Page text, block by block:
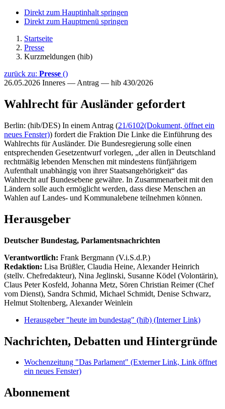
Direkt zum Hauptinhalt springen
Direkt zum Hauptmenü springen
Startseite
Presse
Kurzmeldungen (hib)
zurück zu: Presse ()
26.05.2026 Inneres — Antrag — hib 430/2026
Wahlrecht für Ausländer gefordert
Berlin: (hib/DES) In einem Antrag (21/6102(Dokument, öffnet ein
neues Fenster)) fordert die Fraktion Die Linke die Einführung des
Wahlrechts für Ausländer. Die Bundesregierung solle einen
entsprechenden Gesetzentwurf vorlegen, „der allen in Deutschland
rechtmäßig lebenden Menschen mit mindestens fünfjährigem
Aufenthalt unabhängig von ihrer Staatsangehörigkeit“ das
Wahlrecht auf Bundesebene gewähre. In Zusammenarbeit mit den
Ländern solle auch ermöglicht werden, dass diese Menschen an
Wahlen auf Landes- und Kommunalebene teilnehmen können.
Herausgeber
Deutscher Bundestag, Parlamentsnachrichten
Verantwortlich: Frank Bergmann (V.i.S.d.P.)
Redaktion: Lisa Brüßler, Claudia Heine, Alexander Heinrich
(stellv. Chefredakteur), Nina Jeglinski, Susanne Ködel (Volontärin),
Claus Peter Kosfeld, Johanna Metz, Sören Christian Reimer (Chef
vom Dienst), Sandra Schmid, Michael Schmidt, Denise Schwarz,
Helmut Stoltenberg, Alexander Weinlein
Herausgeber "heute im bundestag" (hib) (Interner Link)
Nachrichten, Debatten und Hintergründe
Wochenzeitung "Das Parlament" (Externer Link, Link öffnet
ein neues Fenster)
Abonnement